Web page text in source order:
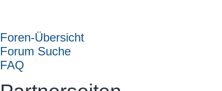
Foren-Übersicht
Forum Suche
FAQ